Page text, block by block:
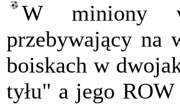
W miniony
przebywający na
boiskach w
tyłu" a jego